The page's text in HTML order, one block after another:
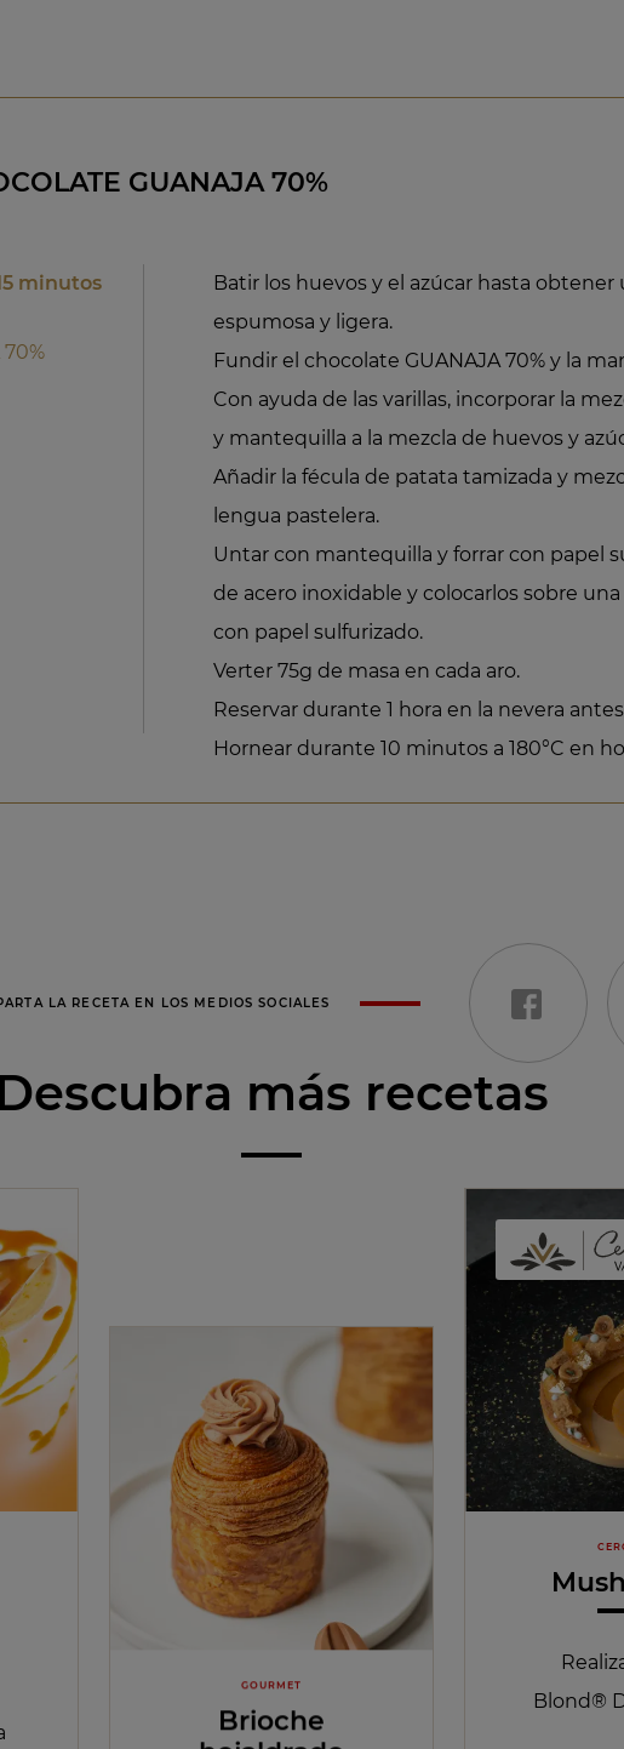
GUANAJA 70%
minutos
Batir los huevos y el azúcar hasta
espumosa y ligera.
Fundir el chocolate GUANAJA 70% y la
Con ayuda de las varillas, incorporar la
y mantequilla a la mezcla de huevos y
Añadir la fécula de patata tamizada y
lengua pastelera.
Untar con mantequilla y forrar con papel
de acero inoxidable y colocarlos sobre
con papel sulfurizado.
Verter 75g de masa en cada aro.
Reservar durante 1 hora en la nevera
Hornear durante 10 minutos a 180°C en
LA RECETA EN LOS MEDIOS SOCIALES
más recetas
GOURMET
Brioche
Blond®